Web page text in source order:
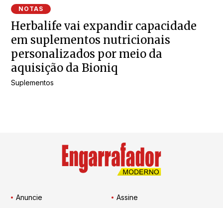
NOTAS
Herbalife vai expandir capacidade
em suplementos nutricionais
personalizados por meio da
aquisição da Bioniq
Suplementos
Anuncie Assine